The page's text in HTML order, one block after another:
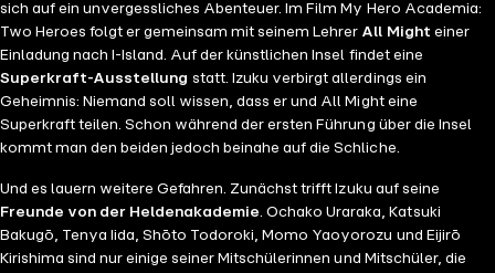
sich auf ein unvergessliches Abenteuer. Im Film My Hero Academia:
Two Heroes folgt er gemeinsam mit seinem Lehrer All Might einer
Einladung nach I-Island. Auf der künstlichen Insel findet eine
Superkraft-Ausstellung statt. Izuku verbirgt allerdings ein
Geheimnis: Niemand soll wissen, dass er und All Might eine
Superkraft teilen. Schon während der ersten Führung über die Insel
kommt man den beiden jedoch beinahe auf die Schliche.
Und es lauern weitere Gefahren. Zunächst trifft Izuku auf seine
Freunde von der Heldenakademie. Ochako Uraraka, Katsuki
Bakugō, Tenya Iida, Shōto Todoroki, Momo Yaoyorozu und Eijirō
Kirishima sind nur einige seiner Mitschülerinnen und Mitschüler, die